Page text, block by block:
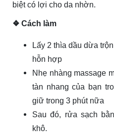
biệt có lợi cho da nhờn.
❖ Cách làm
Lấy 2 thìa dầu dừa
hỗn hợp
Nhẹ nhàng massage
tàn nhang của bạn
giữ trong 3 phút nữa
Sau đó, rửa sạch
khô.